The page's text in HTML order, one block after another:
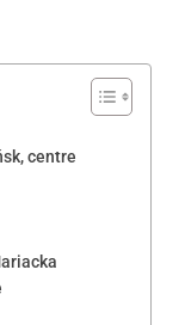
centre